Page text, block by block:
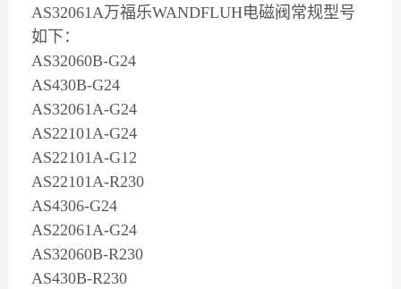
AS32061A万福乐WANDFLUH电磁阀常规型号
如下：
AS32060B-G24
AS430B-G24
AS32061A-G24
AS22101A-G24
AS22101A-G12
AS22101A-R230
AS4306-G24
AS22061A-G24
AS32060B-R230
AS430B-R230